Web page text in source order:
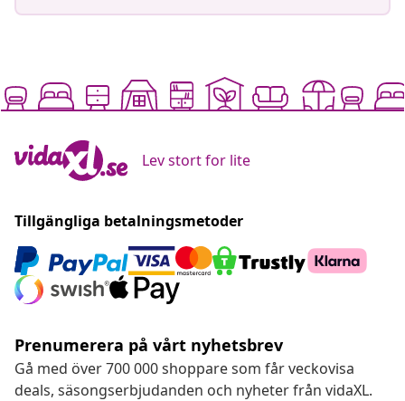
Lev stort for lite
Tillgängliga betalningsmetoder
Prenumerera på vårt nyhetsbrev
Gå med över 700 000 shoppare som får veckovisa
deals, säsongserbjudanden och nyheter från vidaXL.